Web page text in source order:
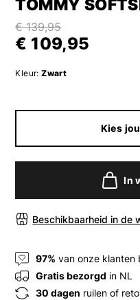
TOMMY
€ 139,95
€ 109,95
Kleur: Zwart
Kies
In
Beschikbaarheid in de
97% van onze klanten
Gratis bezorgd in NL
30 dagen ruilen of